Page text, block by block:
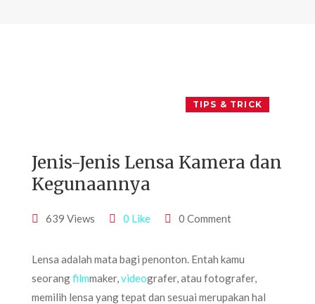
TIPS & TRICK
Jenis-Jenis Lensa Kamera dan
Kegunaannya
639 Views 0 Like 0 Comment
Lensa adalah mata bagi penonton. Entah kamu
seorangfilmmaker,videografer, atau fotografer,
memilih lensa yang tepat dan sesuai merupakan hal